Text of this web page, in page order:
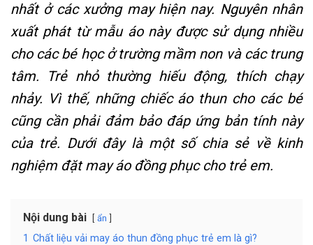
nhất ở các xưởng may hiện nay. Nguyên nhân
xuất phát từ mẫu áo này được sử dụng nhiều
cho các bé học ở trường mầm non và các trung
tâm. Trẻ nhỏ thường hiếu động, thích chạy
nhảy. Vì thế, những chiếc áo thun cho các bé
cũng cần phải đảm bảo đáp ứng bản tính này
của trẻ. Dưới đây là một số chia sẻ về kinh
nghiệm đặt may áo đồng phục cho trẻ em.
Nội dung bài ẩn
1 Chất liệu vải may áo thun đồng phục trẻ em là gì?